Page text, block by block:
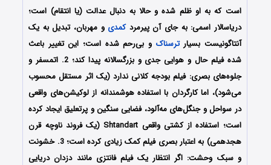
است که به او ظلم شده و حالا به دنبال عدالت (یا انتقام) است؛
دریاسالار اسمی: به جای آن پیرمردکمدی و مهربان، تبدیل به یک
آنتاگونیست بسیارترسناک و بی‌رحم شده است؛ این تغییر باعث
شده فیلم حال و هوایی جدی و بزرگسالانه پیدا کند؛ 2. اتمسفر و
جلوه‌های بصری: فیلم بودجه کلانی ندارد (یک اثر مستقل محسوب
می‌شود)، اما کارگردان با استفاده هوشمندانه از لوکیشن‌های واقعی
در سواحل و جنگل‌های مه‌آلود، فضایی سنگین و پرتعلیق ایجاد کرده
است؛ استفاده از کشتی واقعی Shtandart (یک فروند ناوچه قرن
هجدهمی) به اعتبار بصری فیلم کمک زیادی کرده است؛ 3. خشونت
و سبک وحشت: اگر انتظار یک فیلم فانتزی مانند دزدان دریایی